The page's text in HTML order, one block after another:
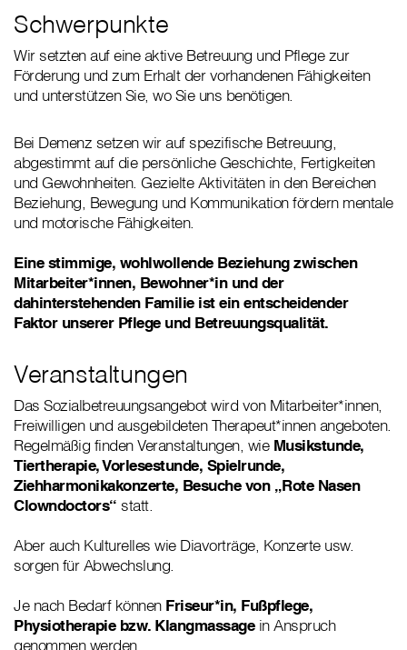
Schwerpunkte
Wir setzten auf eine aktive Betreuung und Pflege zur
Förderung und zum Erhalt der vorhandenen Fähigkeiten
und unterstützen Sie, wo Sie uns benötigen.
Bei Demenz setzen wir auf spezifische Betreuung,
abgestimmt auf die persönliche Geschichte, Fertigkeiten
und Gewohnheiten. Gezielte Aktivitäten in den Bereichen
Beziehung, Bewegung und Kommunikation fördern mentale
und motorische Fähigkeiten.
Eine stimmige, wohlwollende Beziehung zwischen
Mitarbeiter*innen, Bewohner*in und der
dahinterstehenden Familie ist ein entscheidender
Faktor unserer Pflege und Betreuungsqualität.
Veranstaltungen
Das Sozialbetreuungsangebot wird von Mitarbeiter*innen,
Freiwilligen und ausgebildeten Therapeut*innen angeboten.
Regelmäßig finden Veranstaltungen, wie Musikstunde,
Tiertherapie, Vorlesestunde, Spielrunde,
Ziehharmonikakonzerte, Besuche von „Rote Nasen
Clowndoctors“ statt.
Aber auch Kulturelles wie Diavorträge, Konzerte usw.
sorgen für Abwechslung.
Je nach Bedarf können Friseur*in, Fußpflege,
Physiotherapie bzw. Klangmassagein Anspruch
genommen werden.